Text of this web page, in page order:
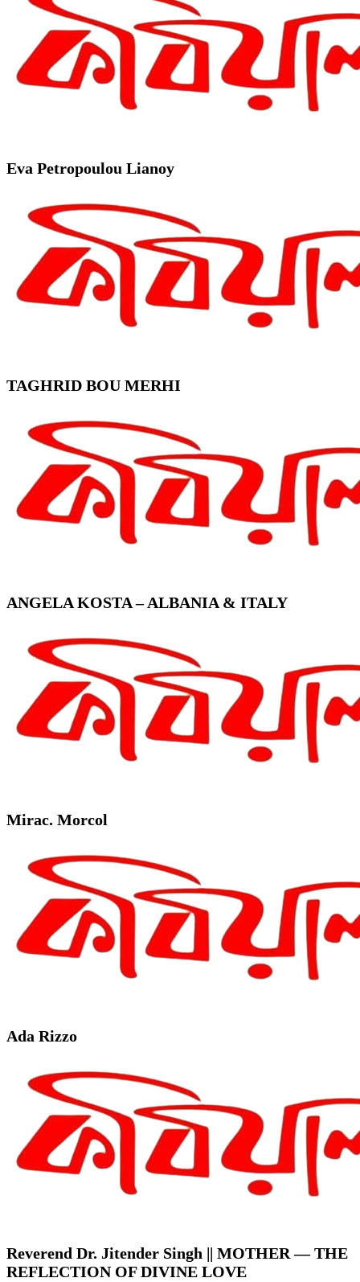
Eva Petropoulou Lianoy
TAGHRID BOU MERHI
ANGELA KOSTA – ALBANIA & ITALY
Mirac. Morcol
Ada Rizzo
Reverend Dr. Jitender Singh || MOTHER — THE
REFLECTION OF DIVINE LOVE